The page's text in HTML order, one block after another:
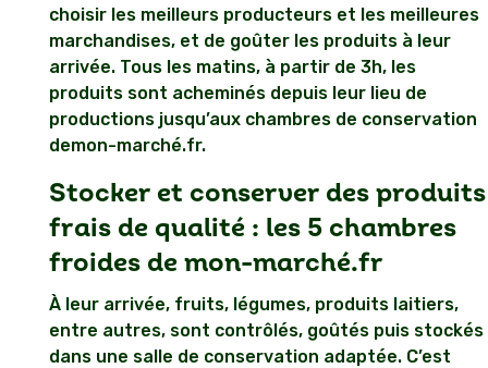
choisir les meilleurs producteurs et les meilleures
marchandises, et de goûter les produits à leur
arrivée. Tous les matins, à partir de 3h, les
produits sont acheminés depuis leur lieu de
productions jusqu’aux chambres de conservation
demon-marché.fr.
Stocker et conserver des produits
frais de qualité : les 5 chambres
froides de mon-marché.fr
À leur arrivée, fruits, légumes, produits laitiers,
entre autres, sont contrôlés, goûtés puis stockés
dans une salle de conservation adaptée. C’est